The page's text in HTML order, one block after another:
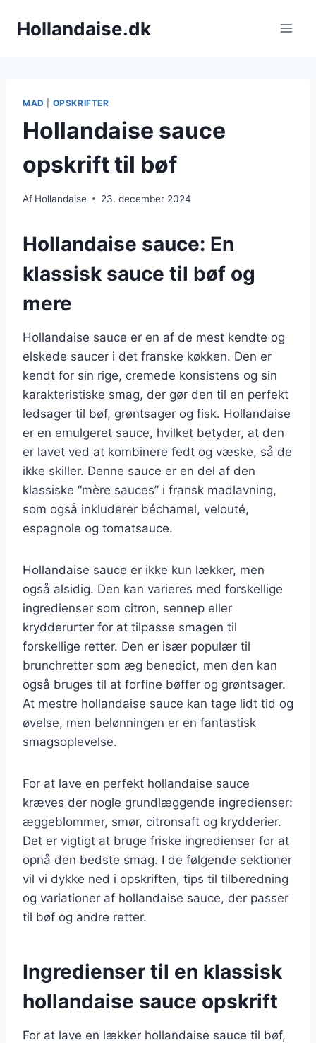
Hollandaise.dk
MAD OPSKRIFTER
Hollandaise sauce
opskrift til bøf
Af Hollandaise 23. december 2024
Hollandaise sauce: En
klassisk sauce til bøf og
mere
Hollandaise sauce er en af de mest kendte og
elskede saucer i det franske køkken. Den er
kendt for sin rige, cremede konsistens og sin
karakteristiske smag, der gør den til en perfekt
ledsager til bøf, grøntsager og fisk. Hollandaise
er en emulgeret sauce, hvilket betyder, at den
er lavet ved at kombinere fedt og væske, så de
ikke skiller. Denne sauce er en del af den
klassiske “mère sauces” i fransk madlavning,
som også inkluderer béchamel, velouté,
espagnole og tomatsauce.
Hollandaise sauce er ikke kun lækker, men
også alsidig. Den kan varieres med forskellige
ingredienser som citron, sennep eller
krydderurter for at tilpasse smagen til
forskellige retter. Den er især populær til
brunchretter som æg benedict, men den kan
også bruges til at forfine bøffer og grøntsager.
At mestre hollandaise sauce kan tage lidt tid og
øvelse, men belønningen er en fantastisk
smagsoplevelse.
For at lave en perfekt hollandaise sauce
kræves der nogle grundlæggende ingredienser:
æggeblommer, smør, citronsaft og krydderier.
Det er vigtigt at bruge friske ingredienser for at
opnå den bedste smag. I de følgende sektioner
vil vi dykke ned i opskriften, tips til tilberedning
og variationer af hollandaise sauce, der passer
til bøf og andre retter.
Ingredienser til en klassisk
hollandaise sauce opskrift
For at lave en lækker hollandaise sauce til bøf,